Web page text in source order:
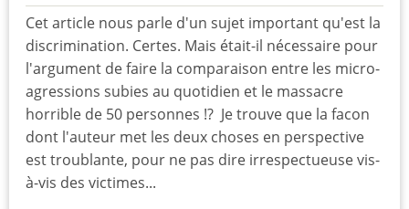
Cet article nous parle d'un sujet important qu'est la
discrimination. Certes. Mais était-il nécessaire pour
l'argument de faire la comparaison entre les micro-
agressions subies au quotidien et le massacre
horrible de 50 personnes !? Je trouve que la facon
dont l'auteur met les deux choses en perspective
est troublante, pour ne pas dire irrespectueuse vis-
à-vis des victimes...